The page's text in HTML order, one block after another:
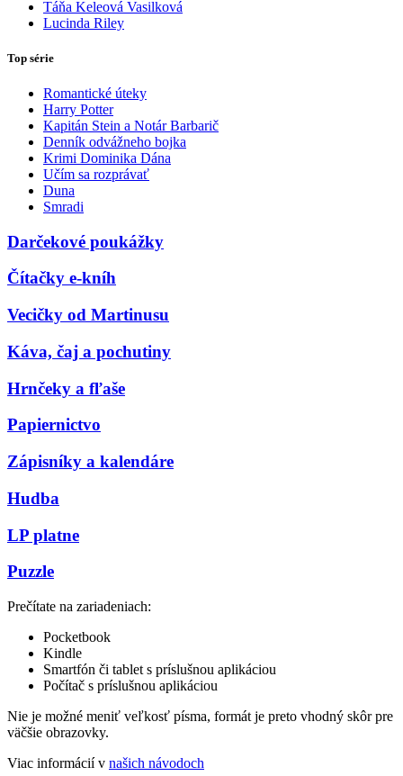
Táňa Keleová Vasilková
Lucinda Riley
Top série
Romantické úteky
Harry Potter
Kapitán Stein a Notár Barbarič
Denník odvážneho bojka
Krimi Dominika Dána
Učím sa rozprávať
Duna
Smradi
Darčekové poukážky
Čítačky e-kníh
Vecičky od Martinusu
Káva, čaj a pochutiny
Hrnčeky a fľaše
Papiernictvo
Zápisníky a kalendáre
Hudba
LP platne
Puzzle
Prečítate na zariadeniach:
Pocketbook
Kindle
Smartfón či tablet s príslušnou aplikáciou
Počítač s príslušnou aplikáciou
Nie je možné meniť veľkosť písma, formát je preto vhodný skôr pre
väčšie obrazovky.
Viac informácií v našich návodoch